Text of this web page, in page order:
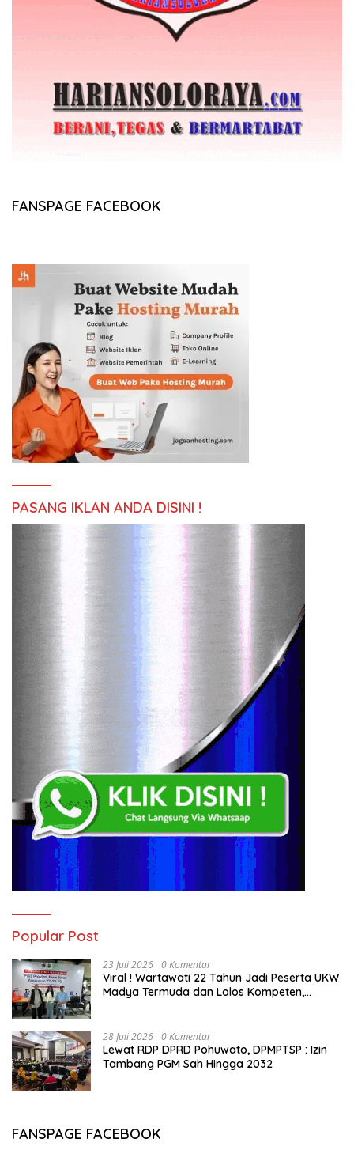
FANSPAGE FACEBOOK
PASANG IKLAN ANDA DISINI !
Popular Post
23 Juli 2026 0 Komentar
Viral ! Wartawati 22 Tahun Jadi Peserta UKW
Madya Termuda dan Lolos Kompeten,
28 Juli 2026 0 Komentar
Lewat RDP DPRD Pohuwato, DPMPTSP : Izin
Tambang PGM Sah Hingga 2032
FANSPAGE FACEBOOK